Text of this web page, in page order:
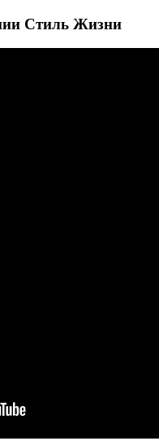
Стиль Жизни